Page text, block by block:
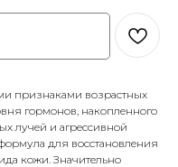
признаками возрастных
гормонов, накопленного
лучей и агрессивной
для восстановления
кожи. Значительно